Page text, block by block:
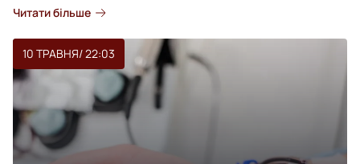
Читати більше
10 ТРАВНЯ/ 22:03